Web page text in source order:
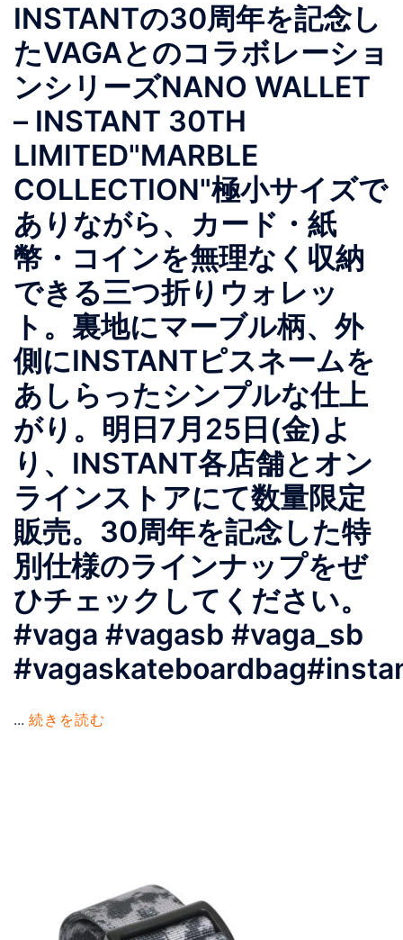
INSTANTの30周年を記念し
たVAGAとのコラボレーショ
ンシリーズNANO WALLET
– INSTANT 30TH
LIMITED"MARBLE
COLLECTION"極小サイズで
ありながら、カード・紙
幣・コインを無理なく収納
できる三つ折りウォレッ
ト。裏地にマーブル柄、外
側にINSTANTピスネームを
あしらったシンプルな仕上
がり。明日7月25日(金)よ
り、INSTANT各店舗とオン
ラインストアにて数量限定
販売。30周年を記念した特
別仕様のラインナップをぜ
ひチェックしてください。
#vaga #vagasb #vaga_sb
... 続きを読む